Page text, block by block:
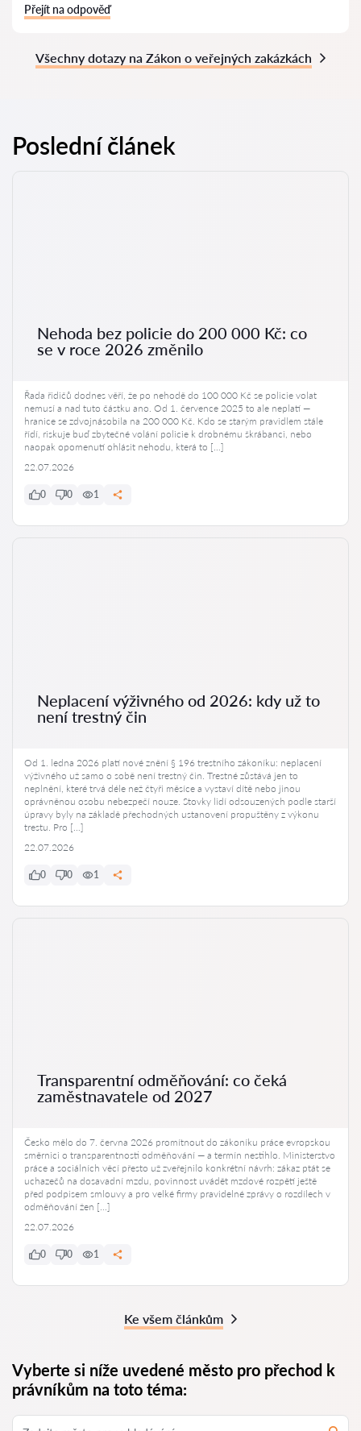
Přejít na odpověď
Všechny dotazy na Zákon o veřejných zakázkách
Poslední článek
Nehoda bez policie do 200 000 Kč: co
se v roce 2026 změnilo
Řada řidičů dodnes věří, že po nehodě do 100 000 Kč se policie volat
nemusí a nad tuto částku ano. Od 1. července 2025 to ale neplatí —
hranice se zdvojnásobila na 200 000 Kč. Kdo se starým pravidlem stále
řídí, riskuje buď zbytečné volání policie k drobnému škrábanci, nebo
naopak opomenutí ohlásit nehodu, která to […]
22.07.2026
0 0 1
Neplacení výživného od 2026: kdy už to
není trestný čin
Od 1. ledna 2026 platí nové znění § 196 trestního zákoníku: neplacení
výživného už samo o sobě není trestný čin. Trestné zůstává jen to
neplnění, které trvá déle než čtyři měsíce a vystaví dítě nebo jinou
oprávněnou osobu nebezpečí nouze. Stovky lidí odsouzených podle starší
úpravy byly na základě přechodných ustanovení propuštěny z výkonu
trestu. Pro […]
22.07.2026
0 0 1
Transparentní odměňování: co čeká
zaměstnavatele od 2027
Česko mělo do 7. června 2026 promítnout do zákoníku práce evropskou
směrnici o transparentnosti odměňování — a termín nestihlo. Ministerstvo
práce a sociálních věcí přesto už zveřejnilo konkrétní návrh: zákaz ptát se
uchazečů na dosavadní mzdu, povinnost uvádět mzdové rozpětí ještě
před podpisem smlouvy a pro velké firmy pravidelné zprávy o rozdílech v
odměňování žen […]
22.07.2026
0 0 1
Ke všem článkům
Vyberte si níže uvedené město pro přechod k
právníkům na toto téma: